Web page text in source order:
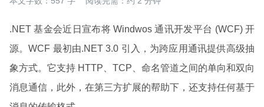
.NET 基金会近日宣布将 Windwos 通讯开发平台 (WCF) 开
源。WCF 最初由.NET 3.0 引入，为跨应用通讯提供高级抽
象方式。它支持 HTTP、TCP、命名管道之间的单向和双向
消息通信，此外，在第三方扩展的帮助下，还支持任何基于